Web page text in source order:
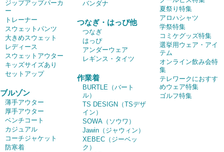
ジップアップパーカ
ー
トレーナー
スウェットパンツ
大きめスウェット
レディース
スウェットアウター
キッズサイズあり
セットアップ
ブルゾン
薄手アウター
厚手アウター
ベンチコート
カジュアル
コーチジャケット
防寒着
バンダナ
つなぎ・はっぴ他
つなぎ
はっぴ
アンダーウェア
レギンス・タイツ
作業着
BURTLE（バート
ル）
TS DESIGN（TSデザ
イン）
SOWA（ソウワ）
Jawin（ジャウィン）
XEBEC（ジーベッ
ク）
夏祭り特集
アロハシャツ
学祭特集
コミケグッズ特集
選挙用ウェア・アイ
テム
オンライン飲み会特
集
テレワークにおすす
めウェア特集
ゴルフ特集